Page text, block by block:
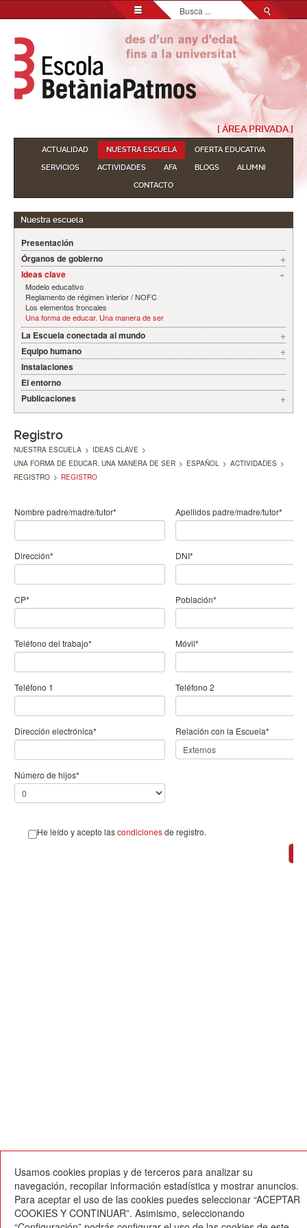
Buscar...
[ ÁREA PRIVADA ]
ACTUALIDAD NUESTRA ESCUELA
OFERTA EDUCATIVA
SERVICIOS
ACTIVIDADES AFA BLOGS
ALUMNI
CONTACTO
Nuestra escuela
Presentación
Órganos de gobierno
Ideas clave
Modelo educativo
Reglamento de régimen interior / NOFC
Los elementos troncales
Una forma de educar. Una manera de ser
La Escuela conectada al mundo
Equipo humano
Instalaciones
El entorno
Publicaciones
Registro
NUESTRA ESCUELA > IDEAS CLAVE >
UNA FORMA DE EDUCAR. UNA MANERA DE SER > ESPAÑOL > ACTIVIDADES >
REGISTRO > REGISTRO
Usamos cookies propias y de terceros para analizar su
navegación, recopilar información estadística y mostrar anuncios.
Para aceptar el uso de las cookies puedes seleccionar “ACEPTAR
COOKIES Y CONTINUAR”. Asimismo, seleccionando